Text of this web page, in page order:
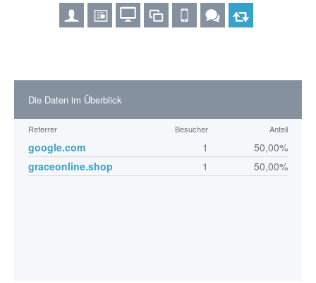
Die Daten im Überblick
Referrer Besucher Anteil
google.com 1
50,00%
graceonline.shop
1 50,00%